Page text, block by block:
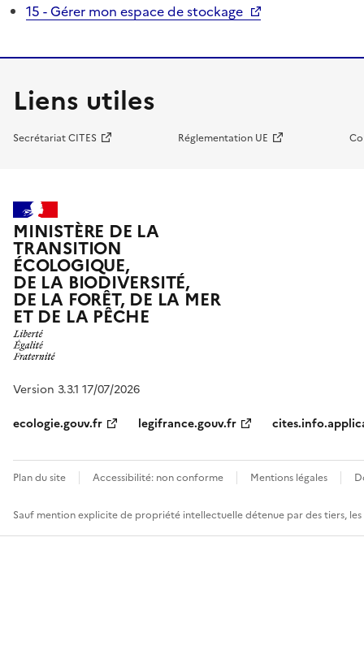
15 - Gérer mon espace de stockage
Liens utiles
Secrétariat CITES Réglementation UE
MINISTÈRE DE LA
TRANSITION
ÉCOLOGIQUE,
DE LA BIODIVERSITÉ,
DE LA FORÊT, DE LA MER
ET DE LA PÊCHE
Version 3.3.1 17/07/2026
ecologie.gouv.fr
legifrance.gouv.fr
Plan du site Accessibilité: non conforme Mentions légales
Sauf mention explicite de propriété intellectuelle détenue par des tiers,